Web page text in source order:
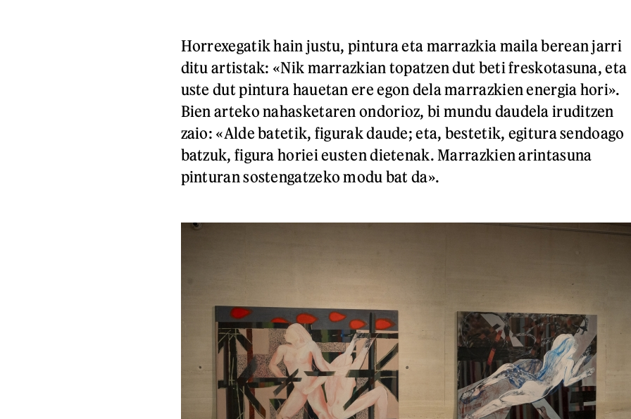
Horrexegatik hain justu, pintura eta marrazkia maila berean jarri
ditu artistak: «Nik marrazkian topatzen dut beti freskotasuna, eta
uste dut pintura hauetan ere egon dela marrazkien energia hori».
Bien arteko nahasketaren ondorioz, bi mundu daudela iruditzen
zaio: «Alde batetik, figurak daude; eta, bestetik, egitura sendoago
batzuk, figura horiei eusten dietenak. Marrazkien arintasuna
pinturan sostengatzeko modu bat da».